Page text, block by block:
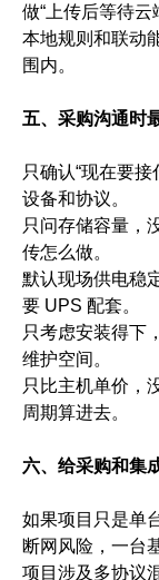
做“上传后等待云
本地规则和联动
围内。
五、采购沟通时
只确认“现在要
设备和协议。
只问存储容量，
传怎么做。
默认现场供电稳
要 UPS 配套。
只考虑安装得下
维护空间。
只比主机单价，
周期算进去。
六、给采购和集
如果项目只是单
断网风险，一台
项目涉及多协议